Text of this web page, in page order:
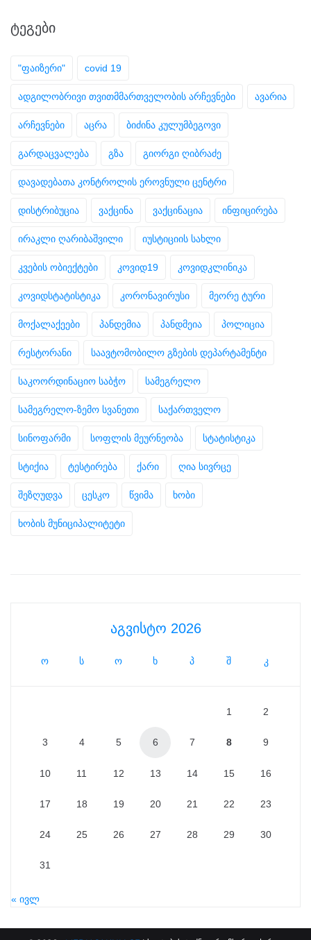
ᲢᲔᲒᲔᲑᲘ
"ფაიზერი" covid 19
ადგილობრივი თვითმმართველობის არჩევნები ავარია
არჩევნები აცრა ბიძინა კულუმბეგოვი
გარდაცვალება გზა გიორგი ღიბრაძე
დავადებათა კონტროლის ეროვნული ცენტრი
დისტრიბუცია ვაქცინა ვაქცინაცია ინფიცირება
ირაკლი ღარიბაშვილი იუსტიციის სახლი
კვების ობიექტები კოვიდ19 კოვიდკლინიკა
კოვიდსტატისტიკა კორონავირუსი მეორე ტური
მოქალაქეები პანდემია პანდმეია პოლიცია
რესტორანი საავტომობილო გზების დეპარტამენტი
საკოორდინაციო საბჭო სამეგრელო
სამეგრელო-ზემო სვანეთი საქართველო
სინოფარმი სოფლის მეურნეობა სტატისტიკა
სტიქია ტესტირება ქარი ღია სივრცე
შეზღუდვა ცესკო წვიმა ხობი
ხობის მუნიციპალიტეტი
აგვისტო 2026
ო ს ო ხ პ შ კ
1 2
3 4 5 6 7 8 9
10 11 12 13 14 15 16
17 18 19 20 21 22 23
24 25 26 27 28 29 30
31
« ივლ